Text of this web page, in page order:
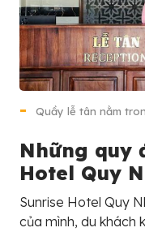
Quầy lễ tân nằm
Những quy
Hotel Quy
Sunrise Hotel Quy
của mình, du khách